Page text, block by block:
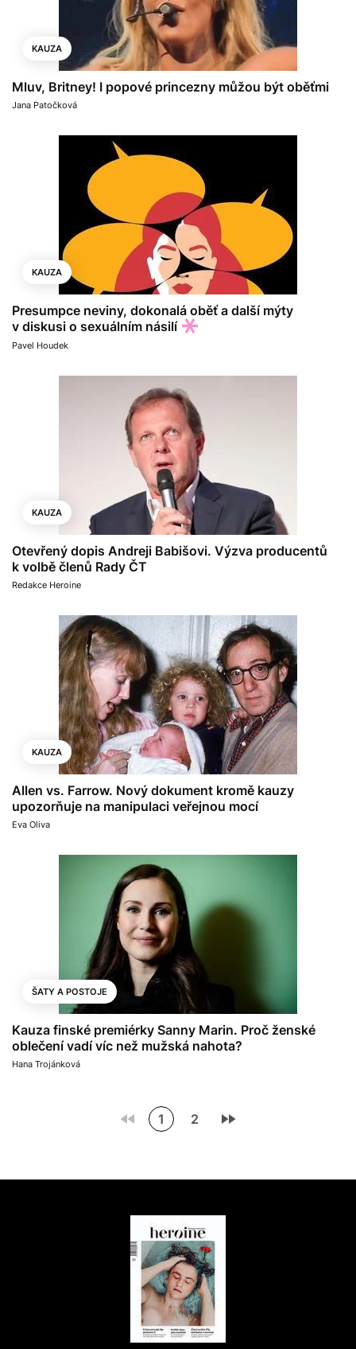
KAUZA
Mluv, Britney! I popové princezny můžou být oběťmi
Jana Patočková
KAUZA
Presumpce neviny, dokonalá oběť a další mýty
v diskusi o sexuálním násilí
Pavel Houdek
KAUZA
Otevřený dopis Andreji Babišovi. Výzva producentů
k volbě členů Rady ČT
Redakce Heroine
KAUZA
Allen vs. Farrow. Nový dokument kromě kauzy
upozorňuje na manipulaci veřejnou mocí
Eva Oliva
ŠATY A POSTOJE
Kauza finské premiérky Sanny Marin. Proč ženské
oblečení vadí víc než mužská nahota?
Hana Trojánková
1 2